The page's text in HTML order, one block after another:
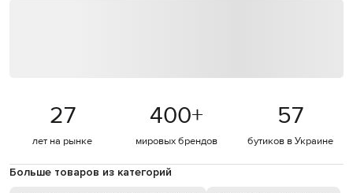
27
лет на рынке
400+
мировых брендов
57
бутиков в Украине
Больше товаров из категорий